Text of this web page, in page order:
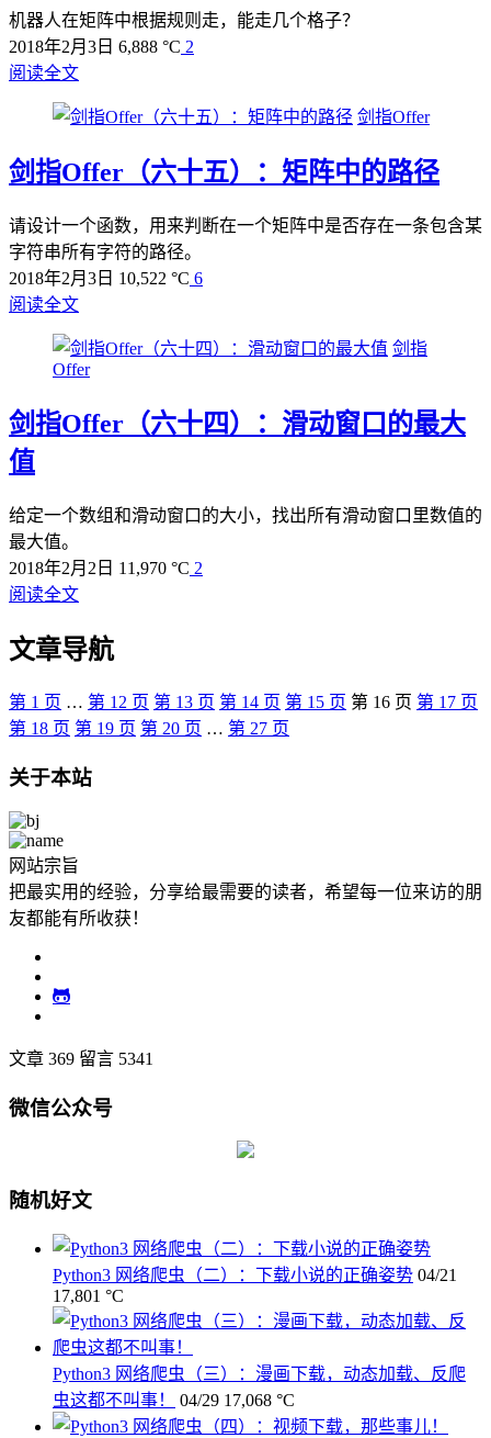
机器人在矩阵中根据规则走，能走几个格子？
2018年2月3日 6,888 °C 2
阅读全文
剑指Offer
剑指Offer（六十五）：矩阵中的路径
请设计一个函数，用来判断在一个矩阵中是否存在一条包含某
字符串所有字符的路径。
2018年2月3日 10,522 °C 6
阅读全文
剑指
Offer
剑指Offer（六十四）：滑动窗口的最大
值
给定一个数组和滑动窗口的大小，找出所有滑动窗口里数值的
最大值。
2018年2月2日 11,970 °C 2
阅读全文
文章导航
第 1 页 … 第 12 页 第 13 页 第 14 页 第 15 页 第 16 页 第 17 页
第 18 页 第 19 页 第 20 页 … 第 27 页
关于本站
网站宗旨
把最实用的经验，分享给最需要的读者，希望每一位来访的朋
友都能有所收获！
文章 369 留言 5341
微信公众号
随机好文
Python3 网络爬虫（二）：下载小说的正确姿势 04/21
17,801 °C
Python3 网络爬虫（三）：漫画下载，动态加载、反爬
虫这都不叫事！
04/29 17,068 °C